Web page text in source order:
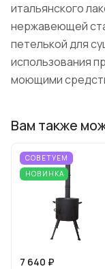
итальянского
нержавеющей
петелькой для
использования
моющими
Вам также
СОВЕТУЕМ
НОВИНКА
7 640 ₽